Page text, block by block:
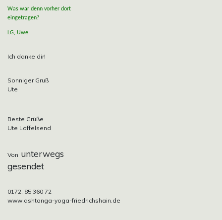
Was war denn vorher dort
eingetragen?
LG, Uwe
Ich danke dir!
Sonniger Gruß
Ute
Beste Grüße
Ute Löffelsend
Von unterwegs
gesendet
0172. 85 360 72
www.ashtanga-yoga-friedrichshain.de